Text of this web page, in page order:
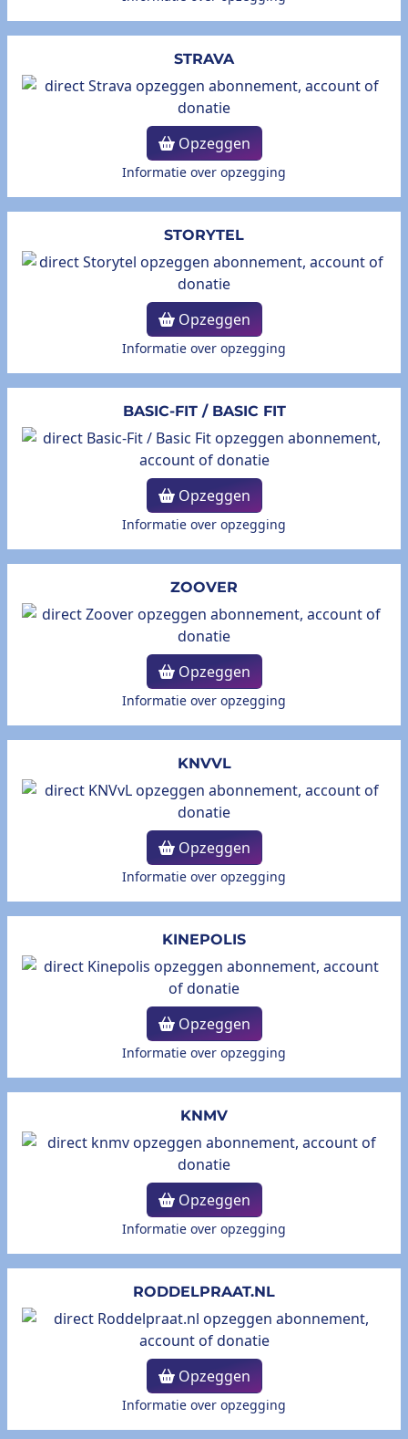
STRAVA
Opzeggen
Informatie over opzegging
STORYTEL
Opzeggen
Informatie over opzegging
BASIC-FIT / BASIC FIT
Opzeggen
Informatie over opzegging
ZOOVER
Opzeggen
Informatie over opzegging
KNVVL
Opzeggen
Informatie over opzegging
KINEPOLIS
Opzeggen
Informatie over opzegging
KNMV
Opzeggen
Informatie over opzegging
RODDELPRAAT.NL
Opzeggen
Informatie over opzegging